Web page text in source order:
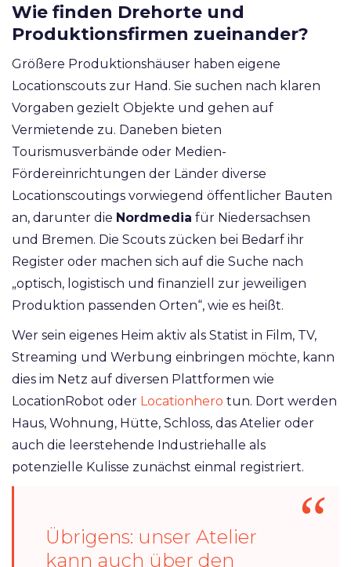
Wie finden Drehorte und
Produktionsfirmen zueinander?
Größere Produktionshäuser haben eigene
Locationscouts zur Hand. Sie suchen nach klaren
Vorgaben gezielt Objekte und gehen auf
Vermietende zu. Daneben bieten
Tourismusverbände oder Medien-
Fördereinrichtungen der Länder diverse
Locationscoutings vorwiegend öffentlicher Bauten
an, darunter die Nordmedia für Niedersachsen
und Bremen. Die Scouts zücken bei Bedarf ihr
Register oder machen sich auf die Suche nach
„optisch, logistisch und finanziell zur jeweiligen
Produktion passenden Orten“, wie es heißt.
Wer sein eigenes Heim aktiv als Statist in Film, TV,
Streaming und Werbung einbringen möchte, kann
dies im Netz auf diversen Plattformen wie
LocationRobot oder Locationhero tun. Dort werden
Haus, Wohnung, Hütte, Schloss, das Atelier oder
auch die leerstehende Industriehalle als
potenzielle Kulisse zunächst einmal registriert.
Übrigens: unser Atelier
kann auch über den